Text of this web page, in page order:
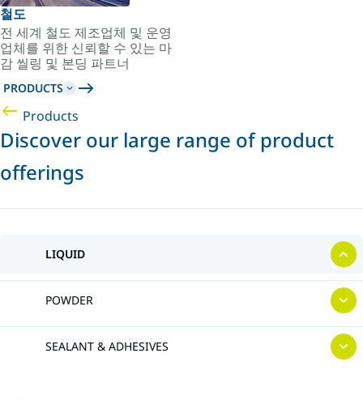
철도
전 세계 철도 제조업체 및 운영
업체를 위한 신뢰할 수 있는 마
감 씰링 및 본딩 파트너
PRODUCTS
Products
Discover our large range of product
offerings
LIQUID
POWDER
SEALANT & ADHESIVES